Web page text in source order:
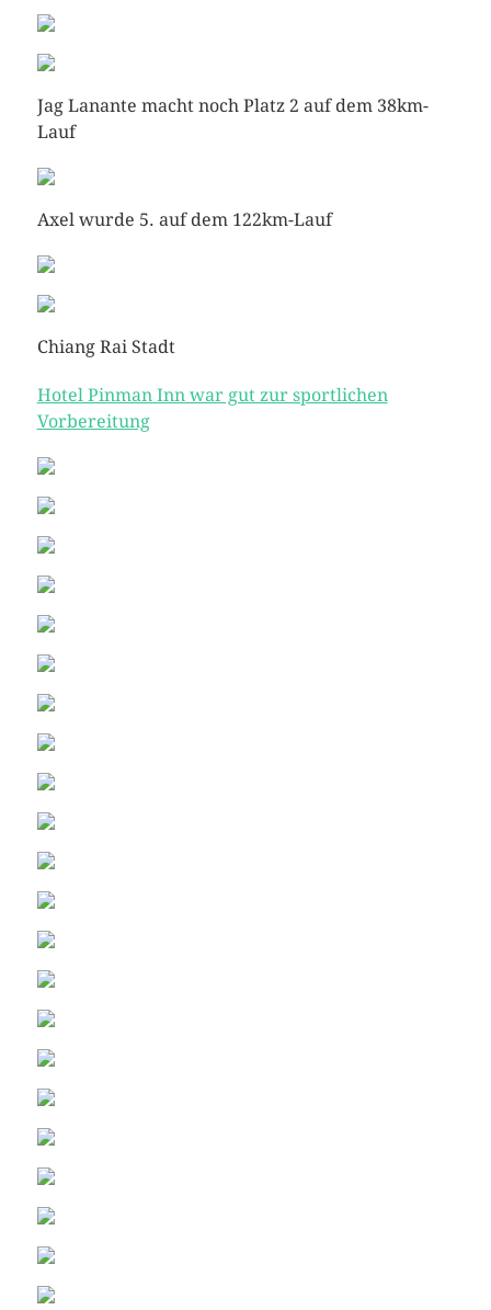
Jag Lanante macht noch Platz 2 auf dem 38km-
Lauf
Axel wurde 5. auf dem 122km-Lauf
Chiang Rai Stadt
Hotel Pinman Inn war gut zur sportlichen
Vorbereitung